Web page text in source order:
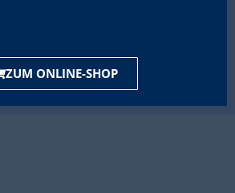
ZUM ONLINE-SHOP